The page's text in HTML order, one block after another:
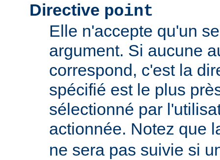
Directive point
Elle n'accepte qu'un
argument. Si aucune
correspond, c'est la
spécifié est le plus
sélectionné par
actionnée. Notez que
ne sera pas suivie si